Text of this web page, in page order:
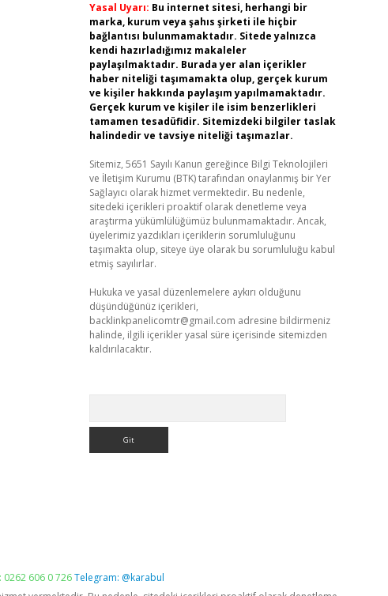
Yasal Uyarı: Bu internet sitesi, herhangi bir
marka, kurum veya şahıs şirketi ile hiçbir
bağlantısı bulunmamaktadır. Sitede yalnızca
kendi hazırladığımız makaleler
paylaşılmaktadır. Burada yer alan içerikler
haber niteliği taşımamakta olup, gerçek kurum
ve kişiler hakkında paylaşım yapılmamaktadır.
Gerçek kurum ve kişiler ile isim benzerlikleri
tamamen tesadüfidir. Sitemizdeki bilgiler taslak
halindedir ve tavsiye niteliği taşımazlar.
Sitemiz, 5651 Sayılı Kanun gereğince Bilgi Teknolojileri
ve İletişim Kurumu (BTK) tarafından onaylanmış bir Yer
Sağlayıcı olarak hizmet vermektedir. Bu nedenle,
sitedeki içerikleri proaktif olarak denetleme veya
araştırma yükümlülüğümüz bulunmamaktadır. Ancak,
üyelerimiz yazdıkları içeriklerin sorumluluğunu
taşımakta olup, siteye üye olarak bu sorumluluğu kabul
etmiş sayılırlar.
Hukuka ve yasal düzenlemelere aykırı olduğunu
düşündüğünüz içerikleri,
backlinkpanelicomtr@gmail.com adresine bildirmeniz
halinde, ilgili içerikler yasal süre içerisinde sitemizden
kaldırılacaktır.
0262 606 0 726Telegram: @karabul